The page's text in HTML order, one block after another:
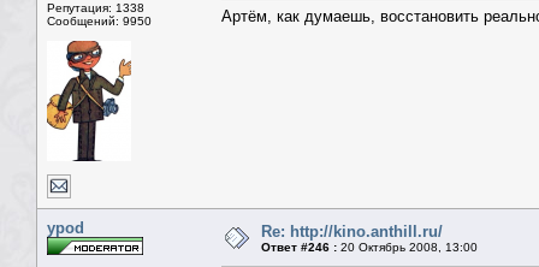
Репутация: 1338
Сообщений: 9950
Артём, как думаешь, восстановить
ypod Re: http://kino.anthill.ru/
Ответ #246 : 20 Октябрь 2008, 13:00